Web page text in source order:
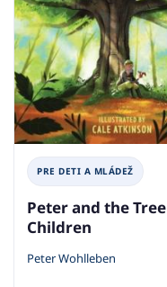
PRE DETI A MLÁDEŽ
Peter and the Tree
Children
Peter Wohlleben